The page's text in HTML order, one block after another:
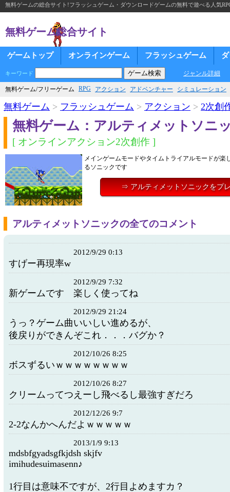
無料ゲームの総合サイト!フラッシュゲーム・ダウンロードゲームの無料で遊べる人気
無料ゲーム総合サイト
ゲームトップ オンラインゲーム フラッシュゲーム
キーワード ジャンル詳細
無料ゲーム/フリーゲーム RPG アクション アドベンチャー シミュレーション
無料ゲーム > フラッシュゲーム > アクション > 2次創
無料ゲーム：アルティメットソニ
[ オンラインアクション2次創作 ]
メインゲームモードやタイムトライアルモードが楽
るソニックです
⇒ アルティメットソニックをプ
アルティメットソニックの全てのコメント
2012/9/29 0:13
すげー再現率w
2012/9/29 7:32
新ゲームです 楽しく使ってね
2012/9/29 21:24
うっ？ゲーム曲いいしい進めるが、
後戻りができんぞこれ．．．バグか？
2012/10/26 8:25
ボスずるいｗｗｗｗｗｗｗｗ
2012/10/26 8:27
クリームってつえーし飛べるし最強すぎ
2012/12/26 9:7
2-2なんかへんだよｗｗｗｗｗ
2013/1/9 9:13
mdsbfgyadsgfkjdsh skjfv
imihudesuimasenn♪
1行目は意味不ですが、2行目よめますカ？